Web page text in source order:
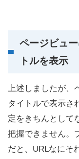
ページビュ
トルを表示
上述しましたが、
タイトルで表示さ
定をきちんとして
把握できません。
だと、URLなにそ